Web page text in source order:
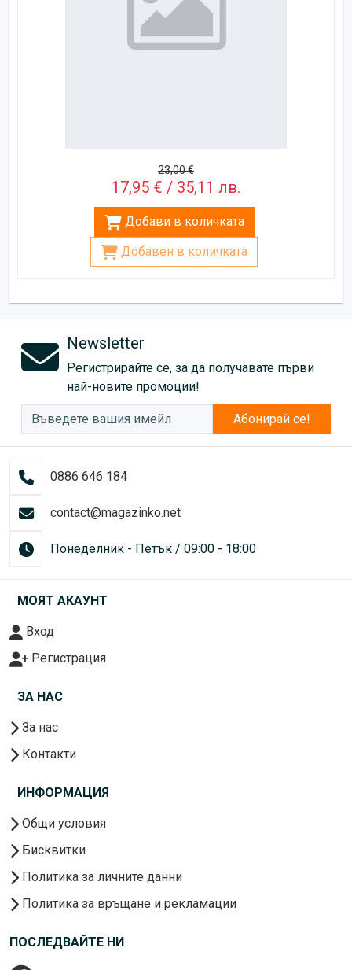
23,00 €
17,95 € / 35,11 лв.
Добави в количката
Добавен в количката
Newsletter
Регистрирайте се, за да получавате първи
най-новите промоции!
Абонирай се!
0886 646 184
contact@magazinko.net
Понеделник - Петък / 09:00 - 18:00
МОЯТ АКАУНТ
Вход
Регистрация
ЗА НАС
За нас
Контакти
ИНФОРМАЦИЯ
Общи условия
Бисквитки
Политика за личните данни
Политика за връщане и рекламации
ПОСЛЕДВАЙТЕ НИ